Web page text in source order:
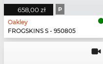
658,00 zł P
Oakley
FROGSKINS S - 950805